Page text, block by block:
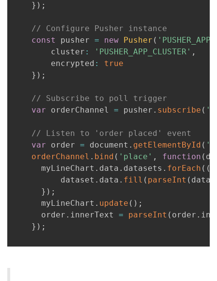
} ) ;
// Configure Pusher instance
const
pusher = new Pusher (
        cluster
: 'PUSHER_APP_CLUSTER' ,
        encrypted
:
true
} ) ;
// Subscribe to poll trigger
var orderChannel = pusher . subscribe (
// Listen to 'order placed' event
var order = document . getElementById (
orderChannel . bind ( 'place' , function (
      myLineChart
. data . datasets . forEach ( (
          dataset
. data . fill ( parseInt ( data
} ) ;
      myLineChart
. update ( ) ;
      order
. innerText = parseInt ( order .
} ) ;